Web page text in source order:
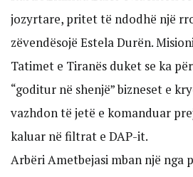
jozyrtare, pritet të ndodhë një
zëvendësojë Estela Durën.
Tatimet e Tiranës duket se ka
“goditur në shenjë” bizneset e
vazhdon të jetë e komanduar
kaluar në filtrat e DAP-it.
Arbëri Ametbejasi mban një nga